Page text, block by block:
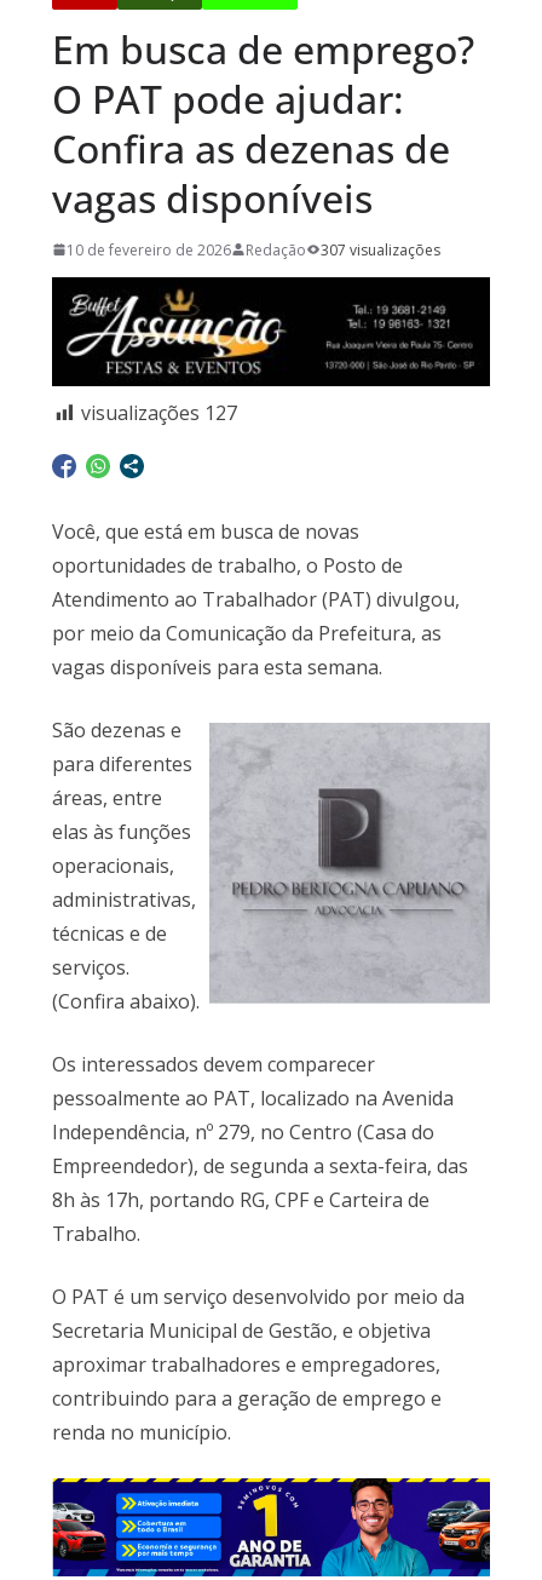
Em busca de emprego?
O PAT pode ajudar:
Confira as dezenas de
vagas disponíveis
10 de fevereiro de 2026 Redação 307 visualizações
visualizações 127
Você, que está em busca de novas
oportunidades de trabalho, o Posto de
Atendimento ao Trabalhador (PAT) divulgou,
por meio da Comunicação da Prefeitura, as
vagas disponíveis para esta semana.
São dezenas e
para diferentes
áreas, entre
elas às funções
operacionais,
administrativas,
técnicas e de
serviços.
(Confira abaixo).
Os interessados devem comparecer
pessoalmente ao PAT, localizado na Avenida
Independência, nº 279, no Centro (Casa do
Empreendedor), de segunda a sexta-feira, das
8h às 17h, portando RG, CPF e Carteira de
Trabalho.
O PAT é um serviço desenvolvido por meio da
Secretaria Municipal de Gestão, e objetiva
aproximar trabalhadores e empregadores,
contribuindo para a geração de emprego e
renda no município.